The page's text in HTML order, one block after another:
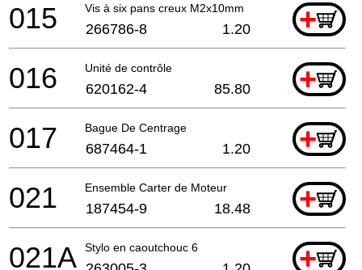
Vis à six pans creux M2x10mm +
015 266786-8 1.20
Unité de contrôle +
016 620162-4 85.80
Bague De Centrage +
017 687464-1 1.20
Ensemble Carter de Moteur +
021 187454-9 18.48
Stylo en caoutchouc 6 +
021A